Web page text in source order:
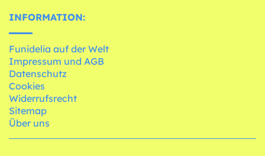
INFORMATION:
Funidelia auf der Welt
Impressum und AGB
Datenschutz
Cookies
Widerrufsrecht
Sitemap
Über uns